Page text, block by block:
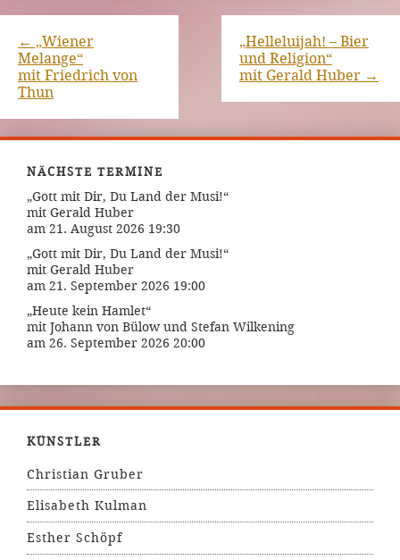
← „Wiener
Melange“
mit Friedrich von
Thun
„Helleluijah! – Bier
und Religion“
mit Gerald Huber →
NÄCHSTE TERMINE
„Gott mit Dir, Du Land der Musi!“
mit Gerald Huber
am 21. August 2026 19:30
„Gott mit Dir, Du Land der Musi!“
mit Gerald Huber
am 21. September 2026 19:00
„Heute kein Hamlet“
mit Johann von Bülow und Stefan Wilkening
am 26. September 2026 20:00
KÜNSTLER
Christian Gruber
Elisabeth Kulman
Esther Schöpf